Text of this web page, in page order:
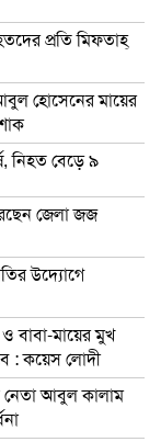
প্রতি মিফতাহ্
হোসেনের মায়ের
নিহত বেড়ে ৯
জেলা জজ
উদ্যোগে
ও বাবা-মায়ের মুখ
: কয়েস লোদী
নেতা আবুল কালাম